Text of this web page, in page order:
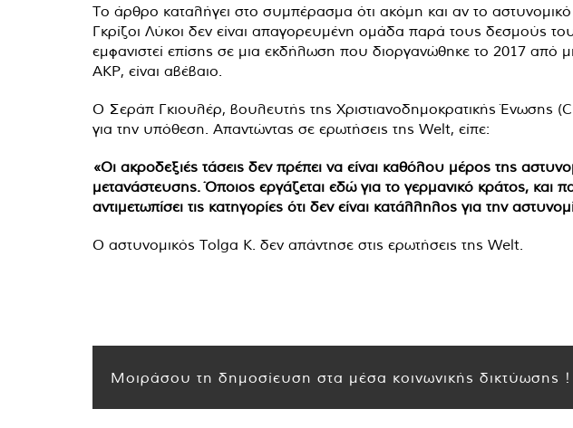
Το άρθρο καταλήγει στο συμπέρασμα ότι ακόμη και αν το
Γκρίζοι Λύκοι δεν είναι απαγορευμένη ομάδα παρά τους δεσμούς
εμφανιστεί επίσης σε μια εκδήλωση που διοργανώθηκε το 2017
AKP, είναι αβέβαιο.
Ο Σεράπ Γκιουλέρ, βουλευτής της Χριστιανοδημοκρατικής Ένωσης
για την υπόθεση. Απαντώντας σε ερωτήσεις της Welt, είπε:
«Οι ακροδεξιές τάσεις δεν πρέπει να είναι καθόλου μέρος της
μετανάστευσης. Όποιος εργάζεται εδώ για το γερμανικό κράτος, και
αντιμετωπίσει τις κατηγορίες ότι δεν είναι κατάλληλος για την
Ο αστυνομικός Tolga K. δεν απάντησε στις ερωτήσεις της Welt.
Μοιράσου τη δημοσίευση στα μέσα κοινωνικής δικτύωσης !